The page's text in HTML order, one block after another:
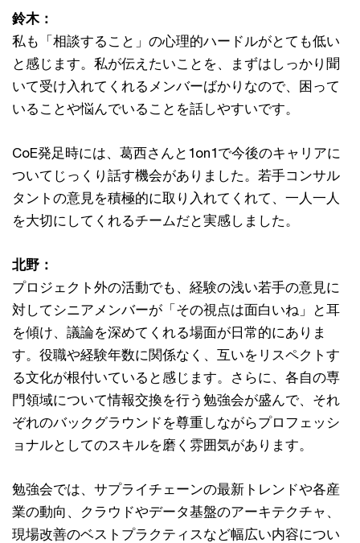
鈴木：
私も「相談すること」の心理的ハードルがとても低い
と感じます。私が伝えたいことを、まずはしっかり聞
いて受け入れてくれるメンバーばかりなので、困って
いることや悩んでいることを話しやすいです。
CoE発足時には、葛西さんと1on1で今後のキャリアに
ついてじっくり話す機会がありました。若手コンサル
タントの意見を積極的に取り入れてくれて、一人一人
を大切にしてくれるチームだと実感しました。
北野：
プロジェクト外の活動でも、経験の浅い若手の意見に
対してシニアメンバーが「その視点は面白いね」と耳
を傾け、議論を深めてくれる場面が日常的にありま
す。役職や経験年数に関係なく、互いをリスペクトす
る文化が根付いていると感じます。さらに、各自の専
門領域について情報交換を行う勉強会が盛んで、それ
ぞれのバックグラウンドを尊重しながらプロフェッシ
ョナルとしてのスキルを磨く雰囲気があります。
勉強会では、サプライチェーンの最新トレンドや各産
業の動向、クラウドやデータ基盤のアーキテクチャ、
現場改善のベストプラクティスなど幅広い内容につい